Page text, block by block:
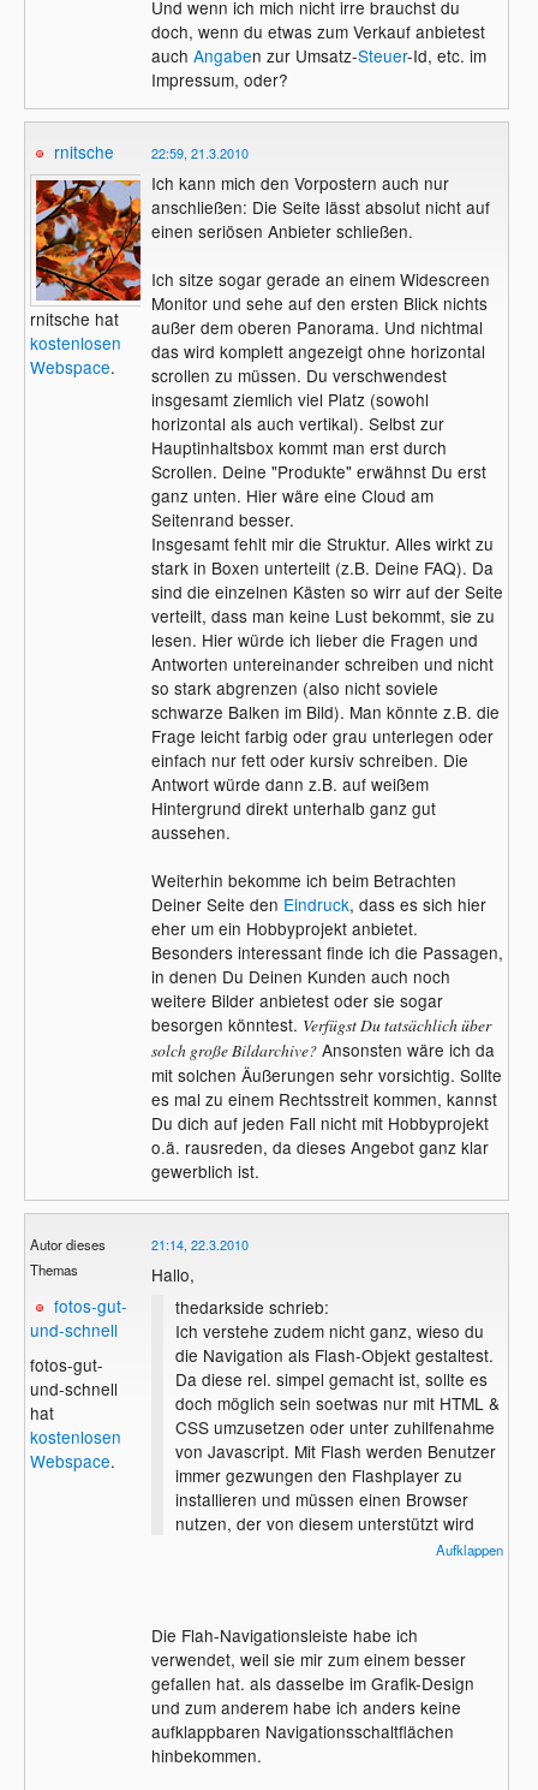
Und wenn ich mich nicht irre brauchst du
doch, wenn du etwas zum Verkauf anbietest
auch Angaben zur Umsatz-Steuer-Id, etc. im
Impressum, oder?
rnitsche
rnitsche hat
kostenlosen
Webspace.
22:59, 21.3.2010
Ich kann mich den Vorpostern auch nur
anschließen: Die Seite lässt absolut nicht auf
einen seriösen Anbieter schließen.
Ich sitze sogar gerade an einem Widescreen
Monitor und sehe auf den ersten Blick nichts
außer dem oberen Panorama. Und nichtmal
das wird komplett angezeigt ohne horizontal
scrollen zu müssen. Du verschwendest
insgesamt ziemlich viel Platz (sowohl
horizontal als auch vertikal). Selbst zur
Hauptinhaltsbox kommt man erst durch
Scrollen. Deine "Produkte" erwähnst Du erst
ganz unten. Hier wäre eine Cloud am
Seitenrand besser.
Insgesamt fehlt mir die Struktur. Alles wirkt zu
stark in Boxen unterteilt (z.B. Deine FAQ). Da
sind die einzelnen Kästen so wirr auf der Seite
verteilt, dass man keine Lust bekommt, sie zu
lesen. Hier würde ich lieber die Fragen und
Antworten untereinander schreiben und nicht
so stark abgrenzen (also nicht soviele
schwarze Balken im Bild). Man könnte z.B. die
Frage leicht farbig oder grau unterlegen oder
einfach nur fett oder kursiv schreiben. Die
Antwort würde dann z.B. auf weißem
Hintergrund direkt unterhalb ganz gut
aussehen.
Weiterhin bekomme ich beim Betrachten
Deiner Seite den Eindruck, dass es sich hier
eher um ein Hobbyprojekt anbietet.
Besonders interessant finde ich die Passagen,
in denen Du Deinen Kunden auch noch
weitere Bilder anbietest oder sie sogar
besorgen könntest. Verfügst Du tatsächlich über
solch große Bildarchive?Ansonsten wäre ich da
mit solchen Äußerungen sehr vorsichtig. Sollte
es mal zu einem Rechtsstreit kommen, kannst
Du dich auf jeden Fall nicht mit Hobbyprojekt
o.ä. rausreden, da dieses Angebot ganz klar
gewerblich ist.
Autor dieses
Themas
fotos-gut-
und-schnell
fotos-gut-
und-schnell
hat
kostenlosen
Webspace.
21:14, 22.3.2010
Hallo,
thedarkside schrieb:
Ich verstehe zudem nicht ganz, wieso du
die Navigation als Flash-Objekt gestaltest.
Da diese rel. simpel gemacht ist, sollte es
doch möglich sein soetwas nur mit HTML &
CSS umzusetzen oder unter zuhilfenahme
von Javascript. Mit Flash werden Benutzer
immer gezwungen den Flashplayer zu
installieren und müssen einen Browser
nutzen, der von diesem unterstützt wird
(zugegeben, das mögen wenige sein,
Zudem solltest du nicht nur ganz schnell
Schriftgröße, sondern auch Schriftart
wechseln, im unteren Teil ist diese nämlich
sehr Comic-ähnlich, wodurch ein großer
Teil der Seriösität leidet.
Aufklappen
Die Flah-Navigationsleiste habe ich
verwendet, weil sie mir zum einem besser
gefallen hat. als dasselbe im Grafik-Design
und zum anderem habe ich anders keine
aufklappbaren Navigationsschaltflächen
hinbekommen.